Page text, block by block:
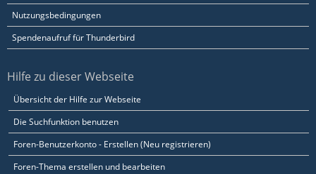
Nutzungsbedingungen
Spendenaufruf für Thunderbird
Hilfe zu dieser Webseite
Übersicht der Hilfe zur Webseite
Die Suchfunktion benutzen
Foren-Benutzerkonto - Erstellen (Neu registrieren)
Foren-Thema erstellen und bearbeiten